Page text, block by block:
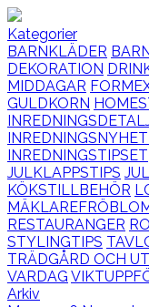
Kategorier
BARNKLÄDER
DEKORATION
MIDDAGAR
GULDKORN
INREDNINGSTIPSET
JULKLAPPSTIPS
KÖKSTILLBEHÖR
RESTAURANGER
STYLINGTIPS
TRÄDGÅRD OCH
VARDAG
Arkiv